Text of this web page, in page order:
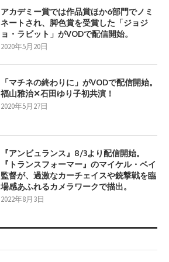
アカデミー賞では作品賞ほか6部門でノミ
ネートされ、脚色賞を受賞した「ジョジ
ョ・ラビット」がVODで配信開始。
2020年5月20日
「マチネの終わりに」がVODで配信開始。
福山雅治✕石田ゆり子初共演！
2020年5月27日
『アンビュランス』8/3より配信開始。
『トランスフォーマー』のマイケル・ベイ
監督が、過激なカーチェイスや銃撃戦を臨
場感あふれるカメラワークで描出。
2022年8月3日